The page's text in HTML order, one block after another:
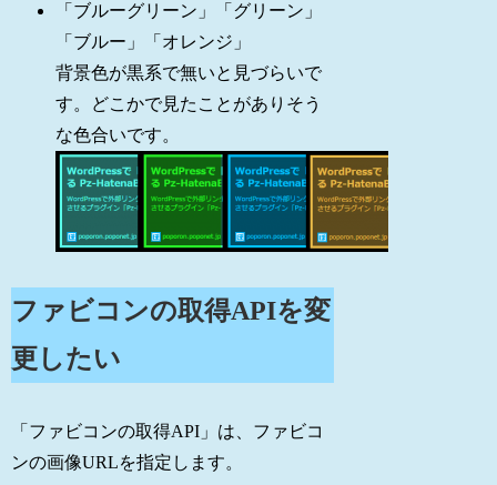
「ブルーグリーン」「グリーン」
「ブルー」「オレンジ」
背景色が黒系で無いと見づらいで
す。どこかで見たことがありそう
な色合いです。
ファビコンの取得APIを変
更したい
「ファビコンの取得API」は、ファビコ
ンの画像URLを指定します。